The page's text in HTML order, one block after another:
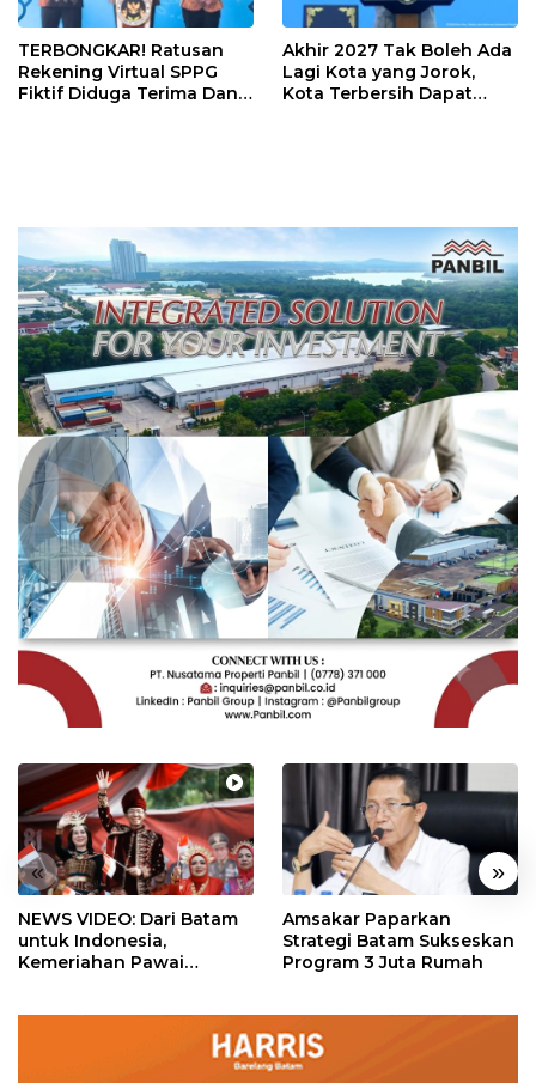
TERBONGKAR! Ratusan
Rekening Virtual SPPG
Fiktif Diduga Terima Dana
Akhir 2027 Tak Boleh Ada
Lagi Kota yang Jorok,
Kota Terbersih Dapat
« »
NEWS VIDEO: Dari Batam
untuk Indonesia,
Kemeriahan Pawai
Amsakar Paparkan
Strategi Batam Sukseskan
Program 3 Juta Rumah